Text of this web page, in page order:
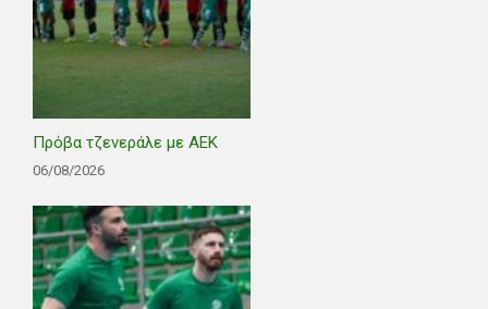
Πρόβα τζενεράλε με ΑΕΚ
06/08/2026